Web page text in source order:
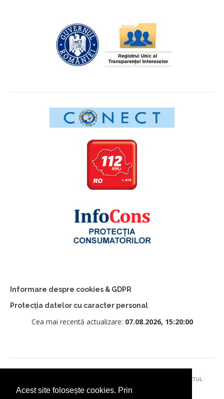
Acest site folosește cookies. Prin
Informare despre cookies & GDPR
Protecția datelor cu caracter personal
Cea mai recentă actualizare: 07.08.2026, 15:20:00
© 2026 - PRIMĂRIA MUNICIPIULUI CÂMPULUNG MOLDOVENESC, JUDEȚUL
SUCEAVA